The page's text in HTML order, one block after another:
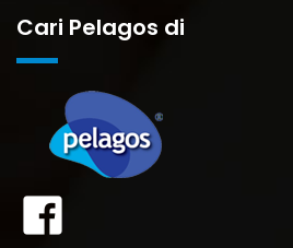
Cari Pelagos di